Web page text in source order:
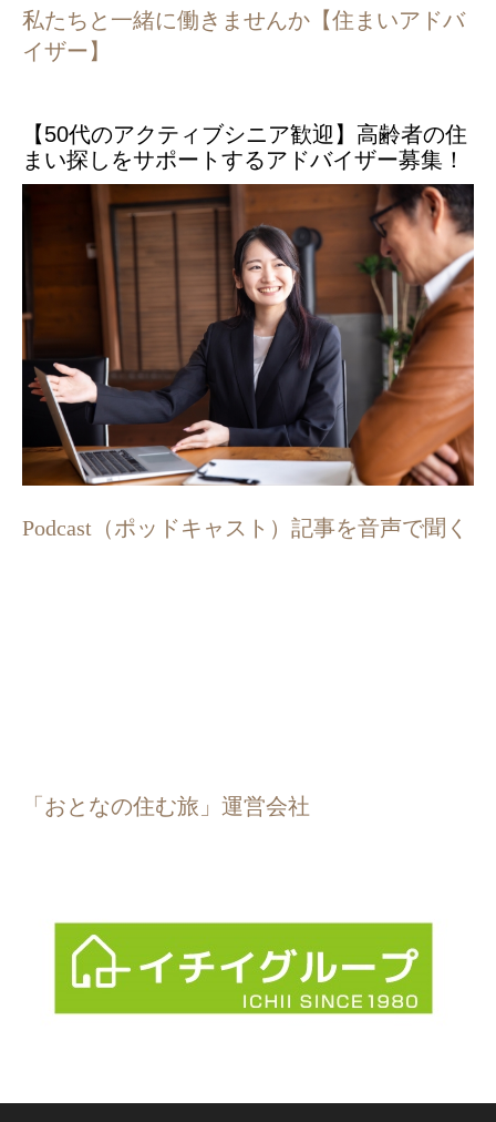
私たちと一緒に働きませんか【住まいアドバ
イザー】
【50代のアクティブシニア歓迎】高齢者の住
まい探しをサポートするアドバイザー募集！
Podcast（ポッドキャスト）記事を音声で聞く
「おとなの住む旅」運営会社